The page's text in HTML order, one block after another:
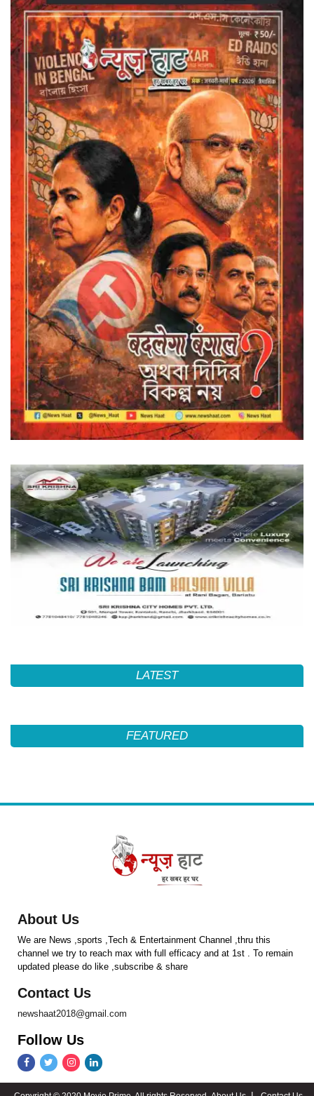
LATEST
FEATURED
About Us
We are News ,sports ,Tech & Entertainment Channel ,thru this
channel we try to reach max with full efficacy and at 1st . To remain
updated please do like ,subscribe & share
Contact Us
newshaat2018@gmail.com
Follow Us